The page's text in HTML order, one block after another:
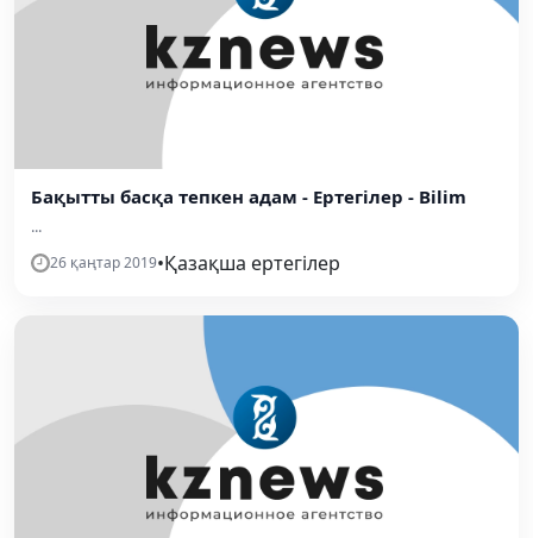
Бақытты басқа тепкен адам - Ертегілер - Bilim
...
26 қаңтар 2019•Қазақша ертегілер